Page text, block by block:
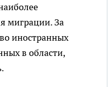
миграции. За
иностранных
в области,